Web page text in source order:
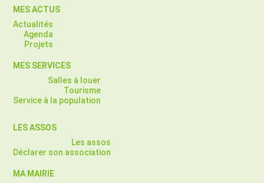
MES ACTUS
Actualités
Agenda
Projets
MES SERVICES
Salles à louer
Tourisme
Service à la population
LES ASSOS
Les assos
Déclarer son association
MA MAIRIE